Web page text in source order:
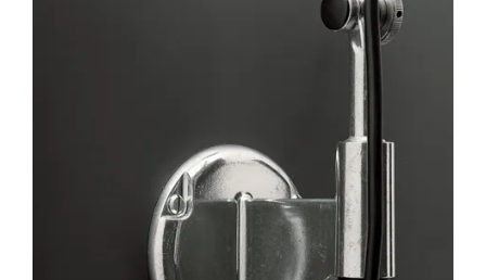
Lichtplanung
Referenzen
Ratgeber
Sale